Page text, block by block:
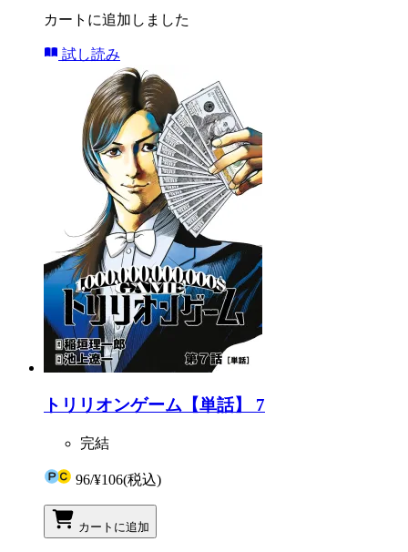
カートに追加しました
試し読み
トリリオンゲーム【単話】 7
完結
96/¥106(税込)
カートに追加